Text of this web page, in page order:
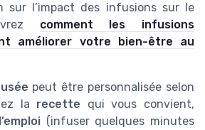
sur l’impact des infusions sur le
comment les infusions
améliorer votre bien-être au
peut être personnalisée selon
la recette qui vous convient,
(infuser quelques minutes